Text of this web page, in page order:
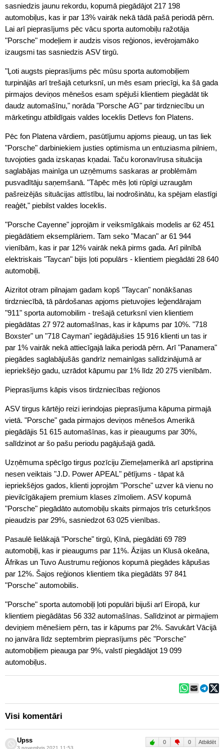
sasniedzis jaunu rekordu, kopumā piegādājot 217 198
automobiļus, kas ir par 13% vairāk nekā tādā pašā periodā pērn.
Lai arī pieprasījums pēc vācu sporta automobiļu ražotāja
"Porsche" modeļiem ir audzis visos reģionos, ievērojamāko
izaugsmi tas sasniedzis ASV tirgū.
"Ļoti augsts pieprasījums pēc mūsu sporta automobiļiem
turpinājās arī trešajā ceturksnī, un mēs esam priecīgi, ka šā gada
pirmajos deviņos mēnešos esam spējuši klientiem piegādāt tik
daudz automašīnu," norāda "Porsche AG" par tirdzniecību un
mārketingu atbildīgais valdes loceklis Detlevs fon Platens.
Pēc fon Platena vārdiem, pasūtījumu apjoms pieaug, un tas liek
"Porsche" darbiniekiem justies optimisma un entuziasma pilniem,
tuvojoties gada izskaņas kņadai. Taču koronavīrusa situācija
saglabājas mainīga un uzņēmums saskaras ar problēmām
pusvadītāju saņemšanā. "Tāpēc mēs ļoti rūpīgi uzraugām
pašreizējās situācijas attīstību, lai nodrošinātu, ka spējam elastīgi
reaģēt," piebilst valdes loceklis.
"Porsche Cayenne" joprojām ir veiksmīgākais modelis ar 62 451
piegādātiem eksemplāriem. Tam seko "Macan" ar 61 944
vienībām, kas ir par 12% vairāk nekā pirms gada. Arī pilnībā
elektriskais "Taycan" bijis ļoti populārs - klientiem piegādāti 28 640
automobiļi.
Aizritot otram pilnajam gadam kopš "Taycan" nonākšanas
tirdzniecībā, tā pārdošanas apjoms pietuvojies leģendārajam
"911" sporta automobilim - trešajā ceturksnī vien klientiem
piegādātas 27 972 automašīnas, kas ir kāpums par 10%. "718
Boxster" un "718 Cayman" iegādājušies 15 916 klienti un tas ir
par 1% vairāk nekā attiecīgajā laika periodā pērn. Arī "Panamera"
piegādes saglabājušās gandrīz nemainīgas salīdzinājumā ar
iepriekšējo gadu, uzrādot kāpumu par 1% līdz 20 275 vienībām.
Pieprasījums kāpis visos tirdzniecības reģionos
ASV tirgus kārtējo reizi ierindojas pieprasījuma kāpuma pirmajā
vietā. "Porsche" gada pirmajos deviņos mēnešos Amerikā
piegādājis 51 615 automašīnas, kas ir pieaugums par 30%,
salīdzinot ar šo pašu periodu pagājušajā gadā.
Uzņēmuma spēcīgo tirgus pozīciju Ziemeļamerikā arī apstiprina
nesen veiktais "J.D. Power APEAL" pētījums - tāpat kā
iepriekšējos gados, klienti joprojām "Porsche" uzver kā vienu no
pievilcīgākajiem premium klases zīmoliem. ASV kopumā
"Porsche" piegādāto automobiļu skaits pirmajos trīs ceturkšņos
pieaudzis par 29%, sasniedzot 63 025 vienības.
Pasaulē lielākajā "Porsche" tirgū, Ķīnā, piegādāti 69 789
automobiļi, kas ir pieaugums par 11%. Āzijas un Klusā okeāna,
Āfrikas un Tuvo Austrumu reģionos kopumā piegādes kāpušas
par 12%. Šajos reģionos klientiem tika piegādāts 97 841
"Porsche" automobilis.
"Porsche" sporta automobiļi ļoti populāri bijuši arī Eiropā, kur
klientiem piegādātas 56 332 automašīnas. Salīdzinot ar pirmajiem
deviņiem mēnešiem pērn, tas ir kāpums par 2%. Savukārt Vācijā
no janvāra līdz septembrim pieprasījums pēc "Porsche"
automobiļiem pieauga par 9%, valstī piegādājot 19 099
automobiļus.
Visi komentāri
Upss
3.novembris 2021 11:53
0 0 Atbildēt